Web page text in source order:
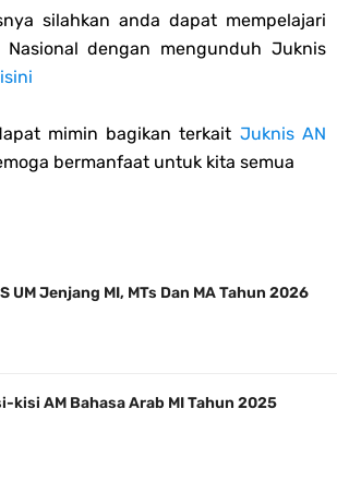
silahkan anda dapat mempelajari
Nasional dengan mengunduh Juknis
mimin bagikan terkait Juknis AN
bermanfaat untuk kita semua
UM Jenjang MI, MTs Dan MA Tahun 2026
kisi AM Bahasa Arab MI Tahun 2025